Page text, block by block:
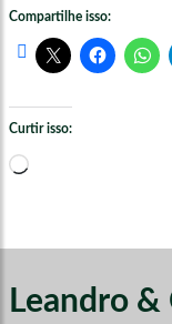
Compartilhe isso:
Curtir isso:
Carregando...
Leandro &